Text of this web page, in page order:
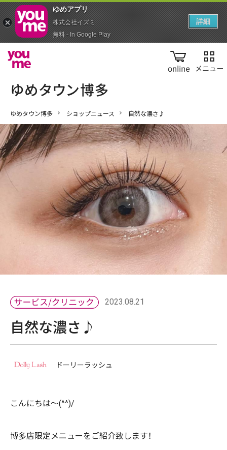
online
ゆめタウン博多 ショップニュース 自然な濃さ♪
2023.08.21
自然な濃さ♪
ドーリーラッシュ
こんにちは～(^^)/
博多店限定メニューをご紹介致します！
ゆめアプ‪リ‬
株式会社イズミ
無料 - In Google Play
詳細